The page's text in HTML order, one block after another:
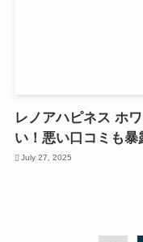
レノアハピネス ホ
い！悪い口コミも
July 27, 2025